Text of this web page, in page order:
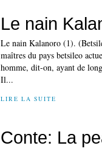
Le nain
Le nain Kalanoro (1).
maîtres du pays betsileo
homme, dit-on, ayant de
Il...
LIRE LA SUITE
Conte: La